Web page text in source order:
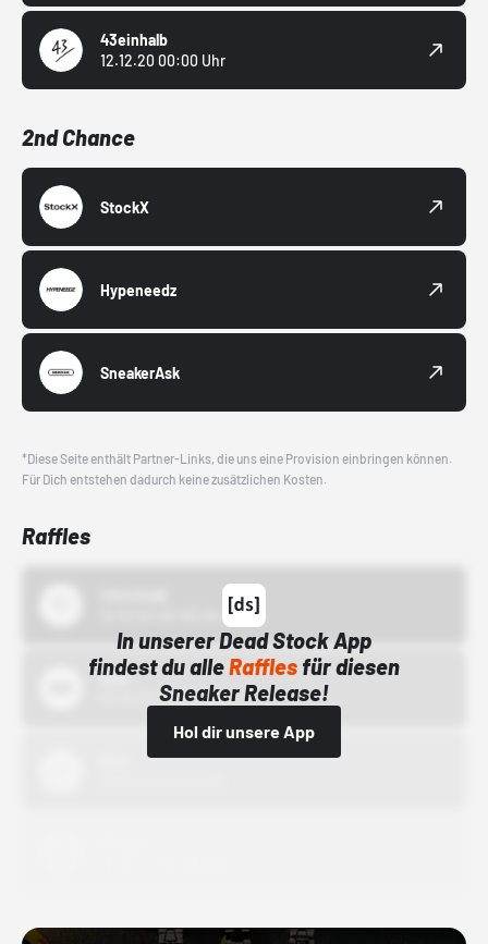
43einhalb
12.12.20 00:00 Uhr
2nd Chance
StockX
Hypeneedz
SneakerAsk
*Diese Seite enthält Partner-Links, die uns eine Provision einbringen können.
Für Dich entstehen dadurch keine zusätzlichen Kosten.
Raffles
In unserer Dead Stock App
findest du alleRafflesfür diesen
Sneaker Release!
Hol dir unsere App
Bstn
01.10.22 00:00 Uhr